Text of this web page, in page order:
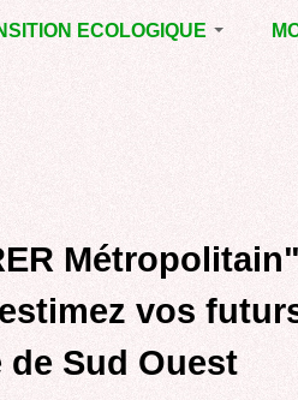
ECOLOGIQUE
CONTRE
LE
vos
Sud Ouest